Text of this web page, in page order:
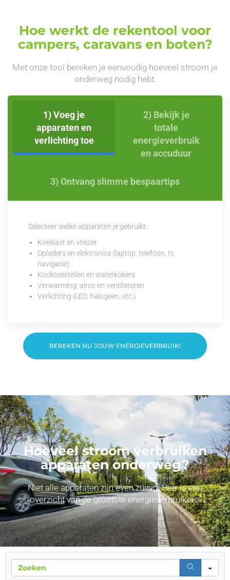
Hoe werkt de rekentool voor
campers, caravans en boten?
Met onze tool bereken je eenvoudig hoeveel stroom je
onderweg nodig hebt.
1) Voeg je
apparaten en
verlichting toe
2) Bekijk je
totale
energieverbruik
en accuduur
3) Ontvang slimme bespaartips
Selecteer welke apparaten je gebruikt:
Koelkast en vriezer
Opladers en elektronica (laptop, telefoon, tv,
navigatie).
Kooktoestellen en waterkokers
Verwarming, airco en ventilatoren
Verlichting (LED, halogeen, etc.)
BEREKEN NU JOUW ENERGIEVERBRUIK!
Hoeveel stroom verbruiken
apparaten onderweg?
Niet alle apparaten zijn even zuinig. Hier is een
overzicht van de grootste energieverbruikers: